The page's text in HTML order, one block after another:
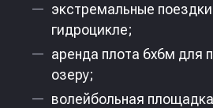
экстремальные
гидроцикле;
аренда плота 6х6м для
озеру;
волейбольная